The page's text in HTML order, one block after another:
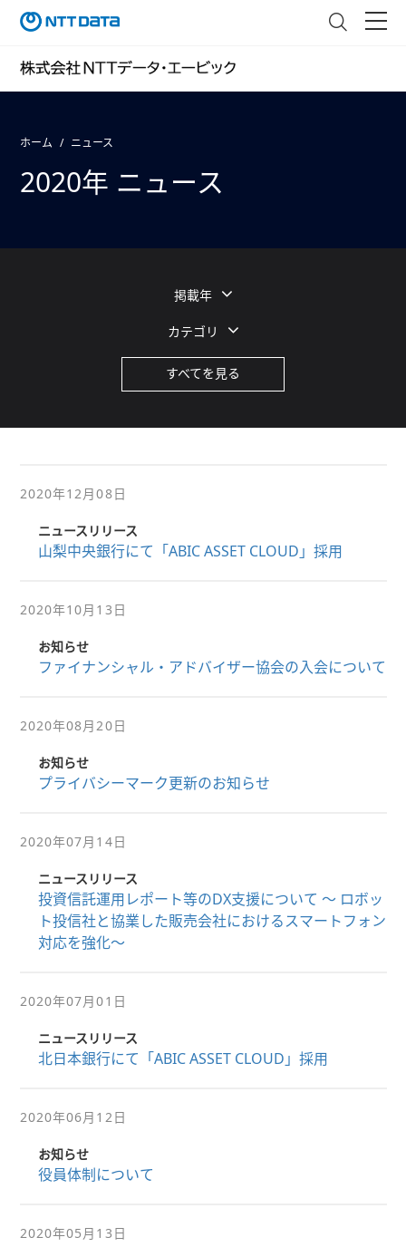
ホーム ニュース
2020年 ニュース
掲載年
カテゴリ
すべてを見る
2020年12月08日
ニュースリリース
山梨中央銀行にて「ABIC ASSET CLOUD」採用
2020年10月13日
お知らせ
ファイナンシャル・アドバイザー協会の入会について
2020年08月20日
お知らせ
プライバシーマーク更新のお知らせ
2020年07月14日
ニュースリリース
投資信託運用レポート等のDX支援について 〜 ロボッ
ト投信社と協業した販売会社におけるスマートフォン
対応を強化〜
2020年07月01日
ニュースリリース
北日本銀行にて「ABIC ASSET CLOUD」採用
2020年06月12日
お知らせ
役員体制について
2020年05月13日